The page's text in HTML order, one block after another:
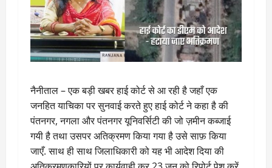
नैनीताल – एक बड़ी खबर हाई कोर्ट से आ रही है जहाँ एक
जनहित याचिका पर सुनवाई करते हुए हाई कोर्ट ने कहा है की
पंतनगर, नगला और पंतनगर यूनिवर्सिटी की जो ज़मीन कब्जाई
गयी है तथा उसपर अतिक्रमण किया गया है उसे साफ़ किया
जाएँ. साथ ही साथ जिलाधिकारी को यह भी आदेश दिया की